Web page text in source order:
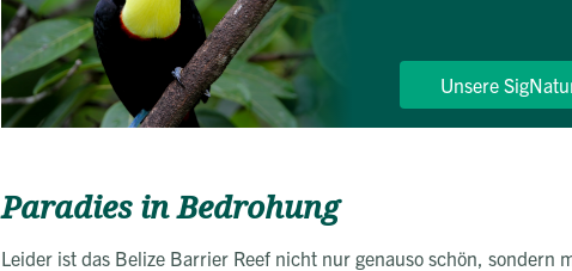
Unsere
Paradies in Bedrohung
Leider ist das Belize Barrier Reef nicht nur genauso schön, sondern